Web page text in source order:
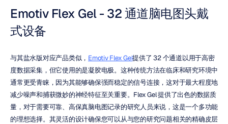
Emotiv Flex Gel - 32 通道脑电图头戴
式设备
与其盐水版对应产品类似， Emotiv Flex Gel提供了 32 个通道以用于高密
度数据采集，但它使用的是凝胶电极。这种传统方法在临床和研究环境中
通常更受青睐，因为其能够确保强而稳定的信号连接，这对于最大程度地
减少噪声和捕获微妙的神经特征至关重要。Flex Gel 提供了出色的数据质
量，对于需要可靠、高保真脑电图记录的研究人员来说，这是一个多功能
的理想选择。其灵活的设计确保您可以从与您的研究问题相关的精确皮层